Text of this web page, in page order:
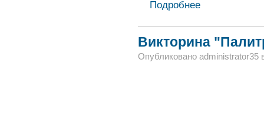
Подробнее
Викторина
Опубликовано administrator35